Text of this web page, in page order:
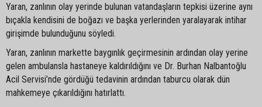
Yaran, zanlının olay yerinde bulunan vatandaşların tepkisi üzerine aynı
bıçakla kendisini de boğazı ve başka yerlerinden yaralayarak intihar
girişimde bulunduğunu söyledi.
Yaran, zanlının markette baygınlık geçirmesinin ardından olay yerine
gelen ambulansla hastaneye kaldırıldığını ve Dr. Burhan Nalbantoğlu
Acil Servisi’nde gördüğü tedavinin ardından taburcu olarak dün
mahkemeye çıkarıldığını hatırlattı.